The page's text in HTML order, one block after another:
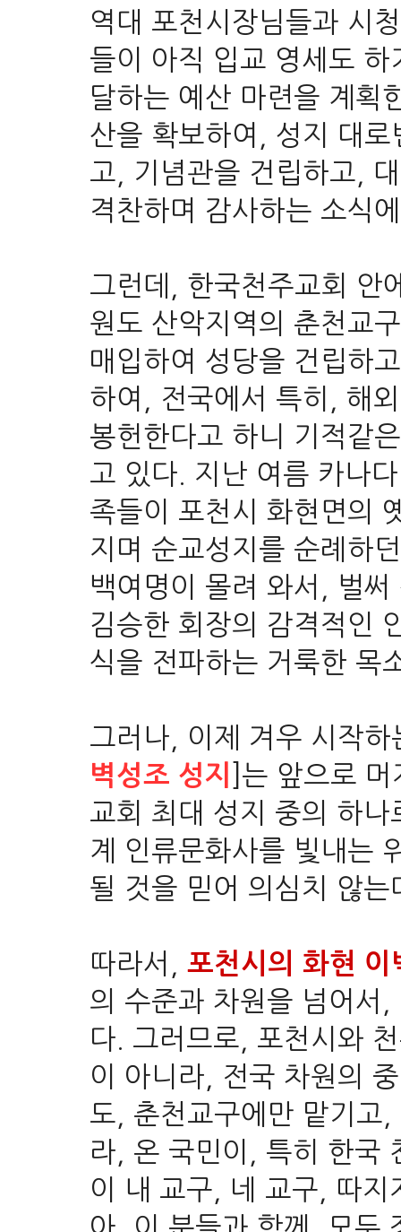
역대 포천시장님들과 시
들이 아직 입교 영세도
달하는 예산 마련을 계획
산을 확보하여, 성지 대
고, 기념관을 건립하고,
격찬하며 감사하는 소식
그런데, 한국천주교회 안
원도 산악지역의 춘천교
매입하여 성당을 건립하
하여, 전국에서 특히, 해
봉헌한다고 하니 기적같
고 있다. 지난 여름 카나
족들이 포천시 화현면의
지며 순교성지를 순례하
백여명이 몰려 와서, 벌
김승한 회장의 감격적인
식을 전파하는 거룩한 목
그러나, 이제 겨우 시작
벽성조 성지
]는 앞으로
교회 최대 성지 중의 하
계 인류문화사를 빛내는
될 것을 믿어 의심치 않
따라서, 포천시의 화현
의 수준과 차원을 넘어서
다. 그러므로, 포천시와
이 아니라, 전국 차원의
도, 춘천교구에만 맡기고
라, 온 국민이, 특히 한국
이 내 교구, 네 교구, 따